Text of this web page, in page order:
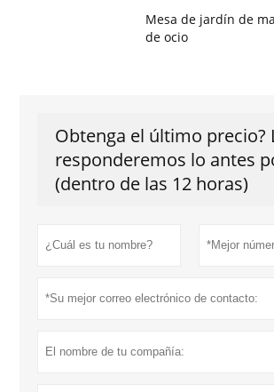
Mesa de jardín de
de ocio
Obtenga el último precio?
responderemos lo antes
(dentro de las 12 horas)